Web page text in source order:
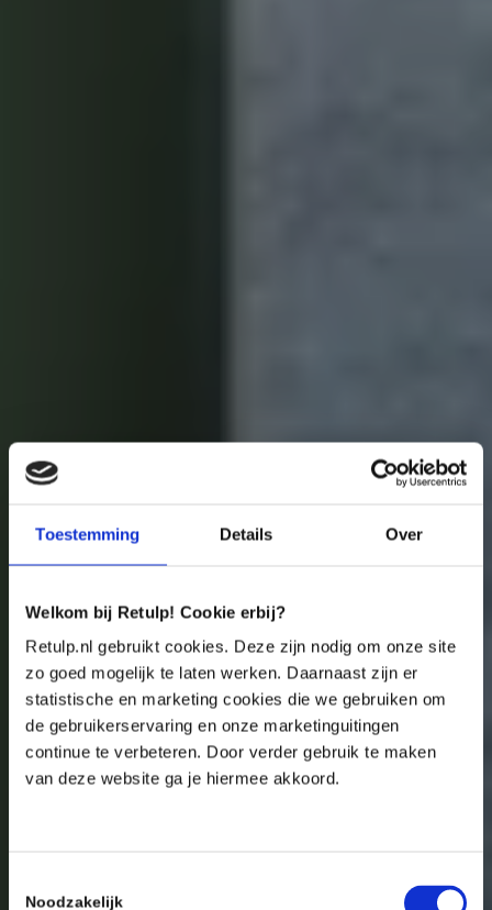
Toestemming Details Over
Welkom bij Retulp! Cookie erbij?
Retulp.nl gebruikt cookies. Deze zijn nodig om onze site
zo goed mogelijk te laten werken. Daarnaast zijn er
statistische en marketing cookies die we gebruiken om
de gebruikerservaring en onze marketinguitingen
continue te verbeteren. Door verder gebruik te maken
van deze website ga je hiermee akkoord.
Noodzakelijk